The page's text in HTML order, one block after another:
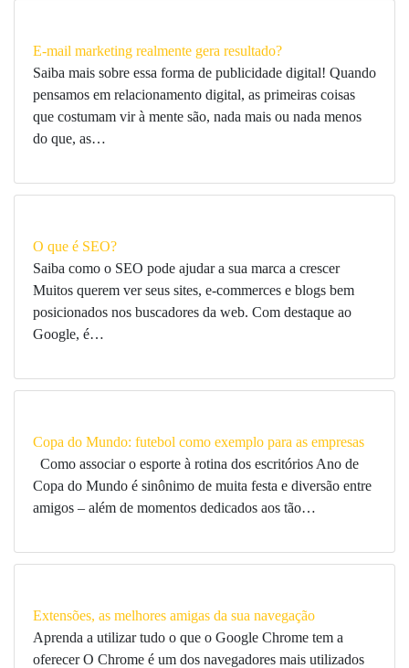
E-mail marketing realmente gera resultado?
Saiba mais sobre essa forma de publicidade digital! Quando
pensamos em relacionamento digital, as primeiras coisas
que costumam vir à mente são, nada mais ou nada menos
do que, as…
O que é SEO?
Saiba como o SEO pode ajudar a sua marca a crescer
Muitos querem ver seus sites, e-commerces e blogs bem
posicionados nos buscadores da web. Com destaque ao
Google, é…
Copa do Mundo: futebol como exemplo para as empresas
Como associar o esporte à rotina dos escritórios Ano de
Copa do Mundo é sinônimo de muita festa e diversão entre
amigos – além de momentos dedicados aos tão…
Extensões, as melhores amigas da sua navegação
Aprenda a utilizar tudo o que o Google Chrome tem a
oferecer O Chrome é um dos navegadores mais utilizados